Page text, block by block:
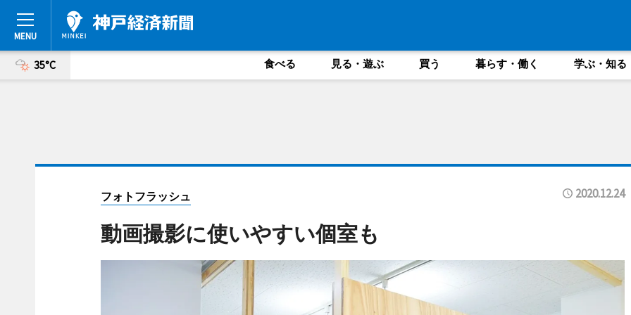
35°C 食べる 見る・遊ぶ 買う 暮らす・働く 学ぶ・知る
フォトフラッシュ 2020.12.24
動画撮影に使いやすい個室も